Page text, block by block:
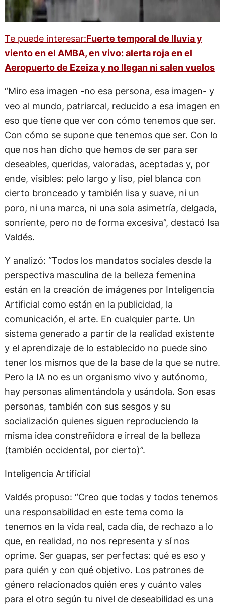
Te puede interesar:Fuerte temporal de lluvia y
viento en el AMBA, en vivo: alerta roja en el
Aeropuerto de Ezeiza y no llegan ni salen vuelos
“Miro esa imagen -no esa persona, esa imagen- y
veo al mundo, patriarcal, reducido a esa imagen en
eso que tiene que ver con cómo tenemos que ser.
Con cómo se supone que tenemos que ser. Con lo
que nos han dicho que hemos de ser para ser
deseables, queridas, valoradas, aceptadas y, por
ende, visibles: pelo largo y liso, piel blanca con
cierto bronceado y también lisa y suave, ni un
poro, ni una marca, ni una sola asimetría, delgada,
sonriente, pero no de forma excesiva”, destacó Isa
Valdés.
Y analizó: “Todos los mandatos sociales desde la
perspectiva masculina de la belleza femenina
están en la creación de imágenes por Inteligencia
Artificial como están en la publicidad, la
comunicación, el arte. En cualquier parte. Un
sistema generado a partir de la realidad existente
y el aprendizaje de lo establecido no puede sino
tener los mismos que de la base de la que se nutre.
Pero la IA no es un organismo vivo y autónomo,
hay personas alimentándola y usándola. Son esas
personas, también con sus sesgos y su
socialización quienes siguen reproduciendo la
misma idea constreñidora e irreal de la belleza
(también occidental, por cierto)”.
Inteligencia Artificial
Valdés propuso: “Creo que todas y todos tenemos
una responsabilidad en este tema como la
tenemos en la vida real, cada día, de rechazo a lo
que, en realidad, no nos representa y sí nos
oprime. Ser guapas, ser perfectas: qué es eso y
para quién y con qué objetivo. Los patrones de
género relacionados quién eres y cuánto vales
para el otro según tu nivel de deseabilidad es una